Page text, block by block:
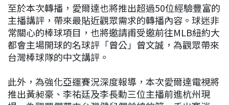
至於本次轉播，愛爾達也將推出超過50位經驗豐富的
主播講評，帶來最貼近觀眾需求的轉播內容。球迷非
常關心的棒球項目，也將邀請甫受邀前往MLB紐約大
都會主場開球的名球評「曾公」曾文誠，為觀眾帶來
台灣棒球隊的中文講評。
此外，為強化亞運賽況深度報導，本次愛爾達電視將
推出黃昶豪、李祐廷及李長勳三位主播前進杭州現